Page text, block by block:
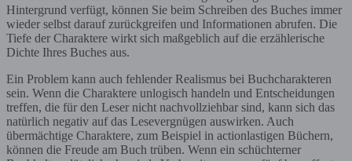
Hintergrund verfügt, können Sie beim Schreiben des Buches immer
wieder selbst darauf zurückgreifen und Informationen abrufen. Die
Tiefe der Charaktere wirkt sich maßgeblich auf die erzählerische
Dichte Ihres Buches aus.
Ein Problem kann auch fehlender Realismus bei Buchcharakteren
sein. Wenn die Charaktere unlogisch handeln und Entscheidungen
treffen, die für den Leser nicht nachvollziehbar sind, kann sich das
natürlich negativ auf das Lesevergnügen auswirken. Auch
übermächtige Charaktere, zum Beispiel in actionlastigen Büchern,
können die Freude am Buch trüben. Wenn ein schüchterner